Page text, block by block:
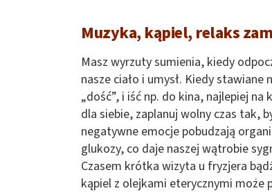
Muzyka, kąpiel, relaks
Masz wyrzuty sumienia, kiedy
nasze ciało i umysł. Kiedy
„dość”, i iść np. do kina, najlepiej
dla siebie, zaplanuj wolny czas tak,
negatywne emocje pobudzają
glukozy, co daje naszej wątrobie
Czasem krótka wizyta u fryzjera
kąpiel z olejkami eterycznymi może